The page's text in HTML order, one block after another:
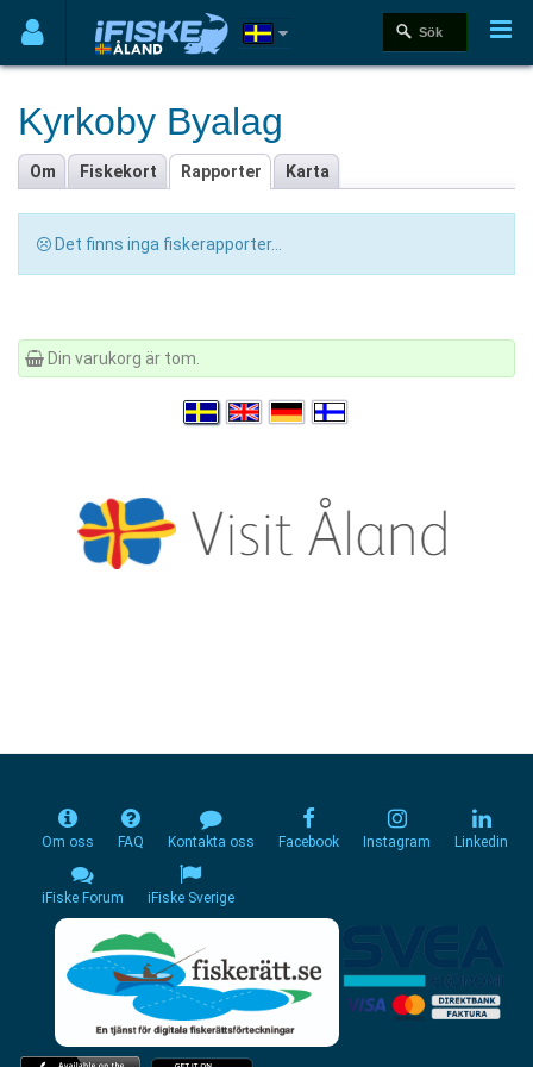
Kyrkoby Byalag
Om Fiskekort Rapporter Karta
Det finns inga fiskerapporter...
Din varukorg är tom.
Om oss FAQ Kontakta oss Facebook Instagram Linkedin
iFiske Forum iFiske Sverige